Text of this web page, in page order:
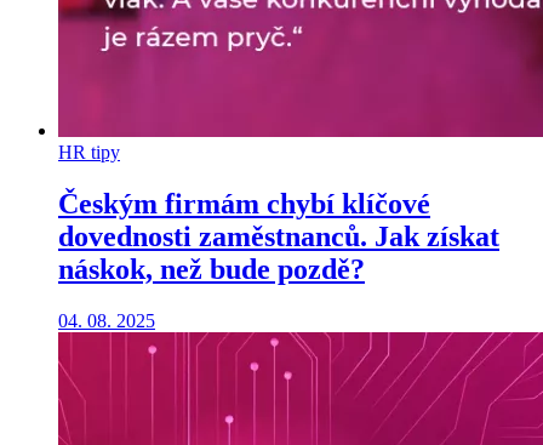
HR tipy
Českým firmám chybí klíčové
dovednosti zaměstnanců. Jak získat
náskok, než bude pozdě?
04. 08. 2025